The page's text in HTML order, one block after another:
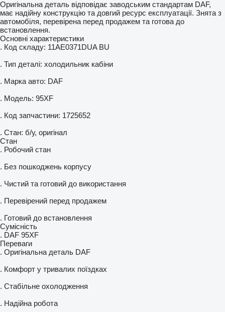
Оригінальна деталь відповідає заводським стандартам DAF,
має надійну конструкцію та довгий ресурс експлуатації. Знята з
автомобіля, перевірена перед продажем та готова до
встановлення.
Основні характеристики
. Код складу: 11AE0371DUA BU
. Тип деталі: холодильник кабіни
. Марка авто: DAF
. Модель: 95XF
. Код запчастини: 1725652
. Стан: б/у, оригінал
Стан
. Робочий стан
. Без пошкоджень корпусу
. Чистий та готовий до використання
. Перевірений перед продажем
. Готовий до встановлення
Сумісність
. DAF 95XF
Переваги
. Оригінальна деталь DAF
. Комфорт у тривалих поїздках
. Стабільне охолодження
. Надійна робота